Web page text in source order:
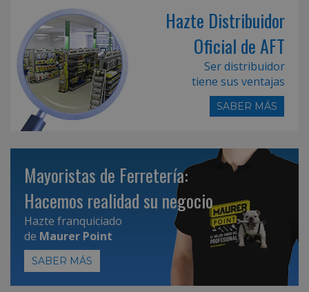
Hazte Distribuidor
Oficial de AFT
Ser distribuidor
tiene sus ventajas
SABER MÁS
Mayoristas de Ferretería:
Hacemos realidad su negocio
Hazte franquiciado
de Maurer Point
SABER MÁS